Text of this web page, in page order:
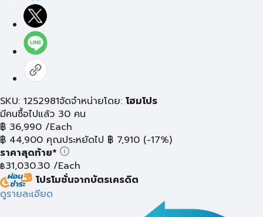
SKU: 1252981จัดจำหน่ายโดย: โฮมโปร
มีคนซื้อไปแล้ว 30 คน
฿ 36,990 /Each
฿ 44,900 คุณประหยัดไป ฿ 7,910 (-17%)
ราคาสุดท้าย*
฿31,030.30 /Each
โปรโมชั่นจากบัตรเครดิต
ดูรายละเอียด